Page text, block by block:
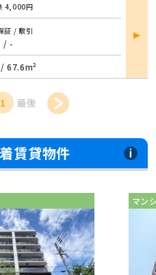
4,000円
証 / 敷引
/ -
/ 67.6m²
部屋
詳細
1 最後
賃貸物件
マン